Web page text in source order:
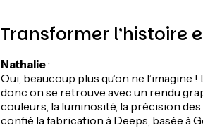
Transformer l’histoire
Nathalie:
Oui, beaucoup plus qu’on ne l’imagine
donc on se retrouve avec un rendu
couleurs, la luminosité, la précision
confié la fabrication à Deeps, basée à